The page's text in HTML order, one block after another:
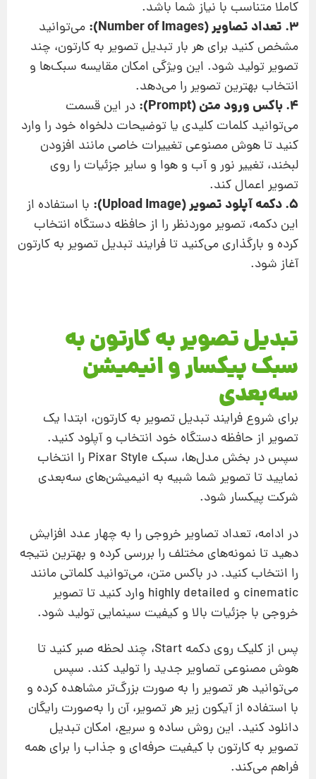
کاملا متناسب با نیاز شما باشد.
3. تعداد تصاویر (Number of Images):
می‌توانید
مشخص کنید برای هر بار تبدیل تصویر به کارتون، چند
تصویر تولید شود. این ویژگی امکان مقایسه سبک‌ها و
انتخاب بهترین تصویر را می‌دهد.
4. باکس ورود متن (Prompt):
در این قسمت
می‌توانید کلمات کلیدی یا توضیحات دلخواه خود را وارد
کنید تا هوش مصنوعی تغییرات خاصی مانند افزودن
لبخند، تغییر نور و آب و هوا و سایر جزئیات را روی
تصویر اعمال کند.
5. دکمه آپلود تصویر (Upload Image):
با استفاده از
این دکمه، تصویر موردنظر را از حافظه دستگاه انتخاب
کرده و بارگذاری می‌کنید تا فرایند تبدیل تصویر به کارتون
آغاز شود.
تبدیل تصویر به کارتون به
سبک پیکسار و انیمیشن
سه‌بعدی
برای شروع فرایند تبدیل تصویر به کارتون، ابتدا یک
تصویر از حافظه دستگاه خود انتخاب و آپلود کنید.
سپس در بخش مدل‌ها، سبک Pixar Style را انتخاب
نمایید تا تصویر شما شبیه به انیمیشن‌های سه‌بعدی
شرکت پیکسار شود.
در ادامه، تعداد تصاویر خروجی را به چهار عدد افزایش
دهید تا نمونه‌های مختلف را بررسی کرده و بهترین نتیجه
را انتخاب کنید. در باکس متن، می‌توانید کلماتی مانند
cinematic و highly detailed وارد کنید تا تصویر
خروجی با جزئیات بالا و کیفیت سینمایی تولید شود.
پس از کلیک روی دکمه Start، چند لحظه صبر کنید تا
هوش مصنوعی تصاویر جدید را تولید کند. سپس
می‌توانید هر تصویر را به صورت بزرگ‌تر مشاهده کرده و
با استفاده از آیکون زیر هر تصویر، آن را به‌صورت رایگان
دانلود کنید. این روش ساده و سریع، امکان تبدیل
تصویر به کارتون با کیفیت حرفه‌ای و جذاب را برای همه
فراهم می‌کند.